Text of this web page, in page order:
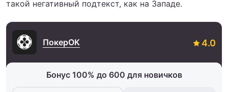
такой негативный подтекст, как на Западе.
ПокерОК
Бонус 100% до 600 для новичков